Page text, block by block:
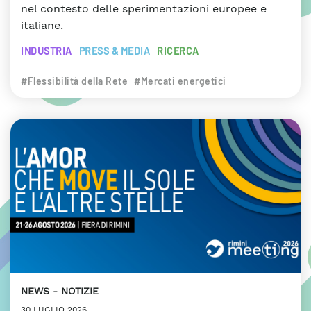
nel contesto delle sperimentazioni europee e
italiane.
INDUSTRIA PRESS & MEDIA RICERCA
#Flessibilità della Rete #Mercati energetici
NEWS NOTIZIE